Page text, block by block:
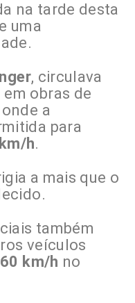
na tarde desta
uma
, circulava
obras de
a
para
h.
a mais que o
também
veículos
km/h no